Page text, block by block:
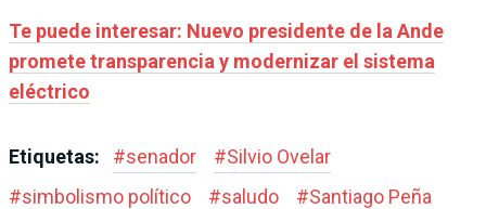
Te puede interesar: Nuevo presidente de la Ande
promete transparencia y modernizar el sistema
eléctrico
Etiquetas: #senador #Silvio Ovelar
#simbolismo político #saludo #Santiago Peña